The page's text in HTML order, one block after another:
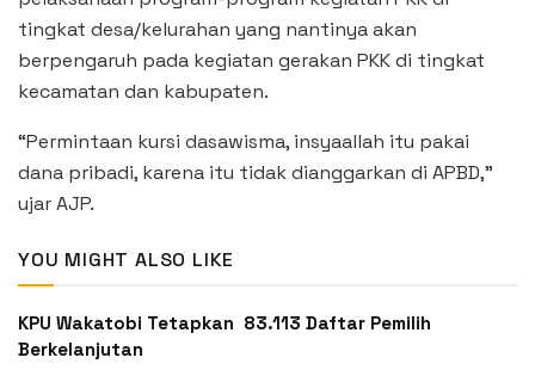
tingkat desa/kelurahan yang nantinya akan
berpengaruh pada kegiatan gerakan PKK di tingkat
kecamatan dan kabupaten.
“Permintaan kursi dasawisma, insyaallah itu pakai
dana pribadi, karena itu tidak dianggarkan di APBD,”
ujar AJP.
YOU MIGHT ALSO LIKE
KPU Wakatobi Tetapkan 83.113 Daftar Pemilih
Berkelanjutan